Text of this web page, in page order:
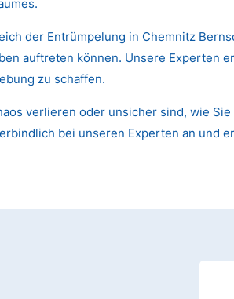
der Entrümpelung in Chemnitz
auftreten können. Unsere Experten
zu schaffen.
verlieren oder unsicher sind, wie
bei unseren Experten an und